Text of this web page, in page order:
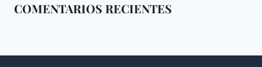
COMENTARIOS RECIENTES